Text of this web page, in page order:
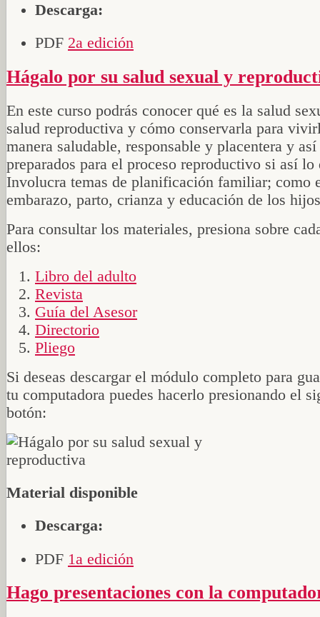
Descarga:
PDF 2a edición
Hágalo por su salud sexual y
En este curso podrás conocer qué es la salud
salud reproductiva y cómo conservarla para
manera saludable, responsable y placentera y así
preparados para el proceso reproductivo si así lo
Involucra temas de planificación familiar; como
embarazo, parto, crianza y educación de los
Para consultar los materiales, presiona sobre
ellos:
Libro del adulto
Revista
Guía del Asesor
Directorio
Pliego
Si deseas descargar el módulo completo para
tu computadora puedes hacerlo presionando el
botón:
Material disponible
Descarga:
PDF 1a edición
Hago presentaciones con la